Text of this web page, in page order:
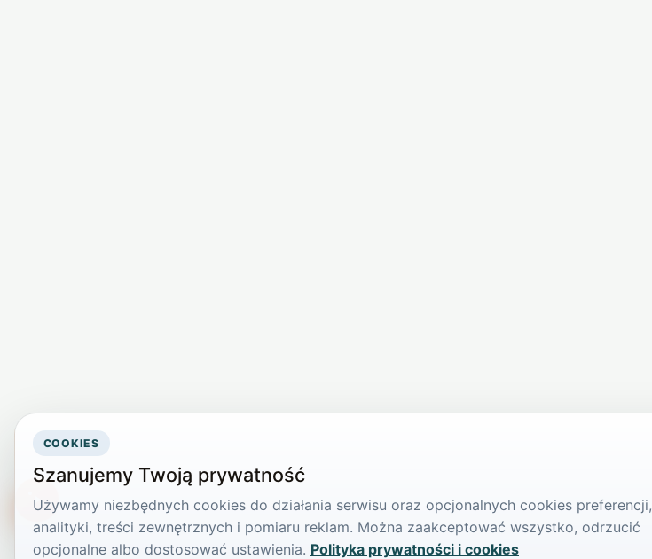
COOKIES
Szanujemy Twoją prywatność
Używamy niezbędnych cookies do działania serwisu oraz opcjonalnych cookies preferencji,
analityki, treści zewnętrznych i pomiaru reklam. Można zaakceptować wszystko, odrzucić
opcjonalne albo dostosować ustawienia. Polityka prywatności i cookies
TikTokowa Jelonka